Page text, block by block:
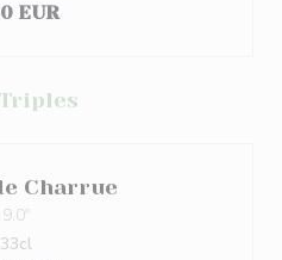
EUR
Charrue
9.0º
33cl